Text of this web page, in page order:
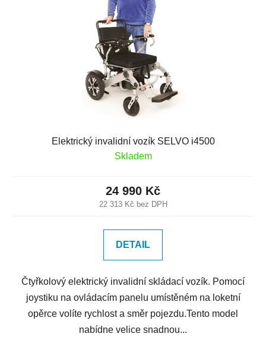
Elektrický invalidní vozík SELVO i4500
Skladem
22 313 Kč bez DPH
24 990 Kč
DETAIL
Čtyřkolový elektrický invalidní skládací vozík. Pomocí
joystiku na ovládacím panelu umístěném na loketní
opěrce volíte rychlost a směr pojezdu.Tento model
nabídne velice snadnou...